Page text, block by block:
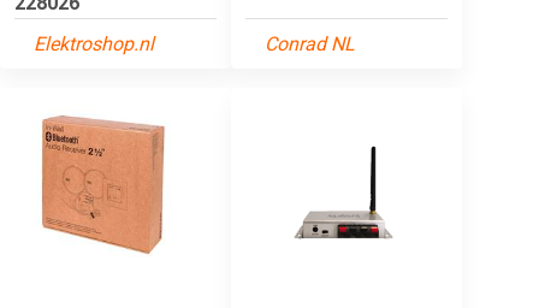
Elektroshop.nl
Conrad NL